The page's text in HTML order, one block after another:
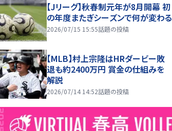
【Jリーグ】秋春制元年が8月開幕 初
の年度またぎシーズンで何が変わる
2026/07/15 15:55話題の投稿
【MLB】村上宗隆はHRダービー敗
退も約2400万円 賞金の仕組みを
解説
2026/07/14 14:52話題の投稿